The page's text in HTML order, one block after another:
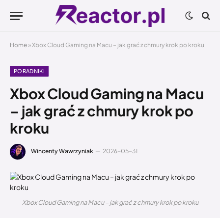
Home »Xbox Cloud Gaming na Macu – jak grać z chmury krok po kroku
PORADNIKI
Xbox Cloud Gaming na Macu
– jak grać z chmury krok po
kroku
Wincenty Wawrzyniak 2026-05-31
Xbox Cloud Gaming na Macu – jak grać z chmury krok po kroku